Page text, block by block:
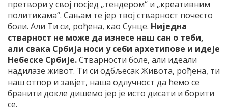
претвори у свој посјед „тендером“ и „креативним
политикама“. Сањам те јер твој стварност почесто
боли. Али Ти си, рођена, као Сунце. Ниједна
стварност не може да изнесе наш сан о теби,
али свака Србија носи у себи архетипове и идеје
Небеске Србије.Стварности боле, али идеали
надилазе живот. Ти си одбљесак Живота, рођена, ти
наш отпор и завјет, наша одлучност да ћемо се
бранити докле дишемо јер је исто дисати и борити
се.